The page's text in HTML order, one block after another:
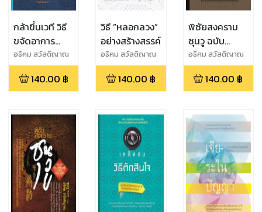
กล้าขึ้นเวที วิธี
ขจัดอาการ
ประหม่าอย่างได้
ผล
อธิคม สวัสดิญาณ
เรียบเรียง
140.00 ฿
วิธี “หลอกลวง”
อย่างสร้างสรรค์
อธิคม สวัสดิญาณ
เรียบเรียง
140.00 ฿
พิชัยสงคราม
ซุนวู ฉบับ
กะทัดรัด
อธิคม สวัสดิญาณ
เรียบเรียง
140.00 ฿